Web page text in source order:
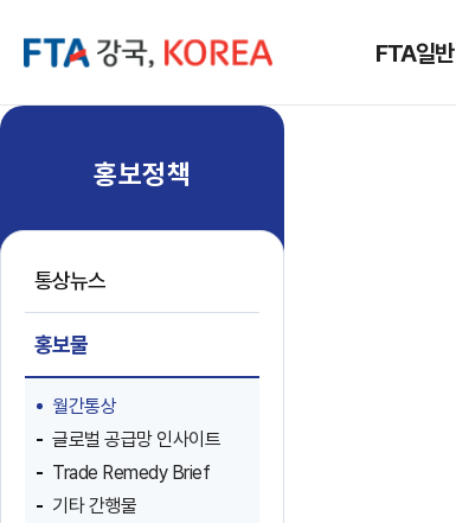
FTA일반
홍보정책
통상뉴스
홍보물
월간통상
글로벌 공급망 인사이트
Trade Remedy Brief
기타 간행물